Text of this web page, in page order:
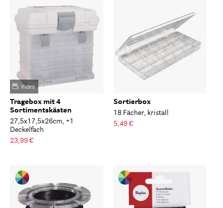
Video
Tragebox mit 4
Sortimentskästen
27,5x17,5x26cm, +1
Deckelfach
23,99 €
Sortierbox
18 Fächer, kristall
5,49 €